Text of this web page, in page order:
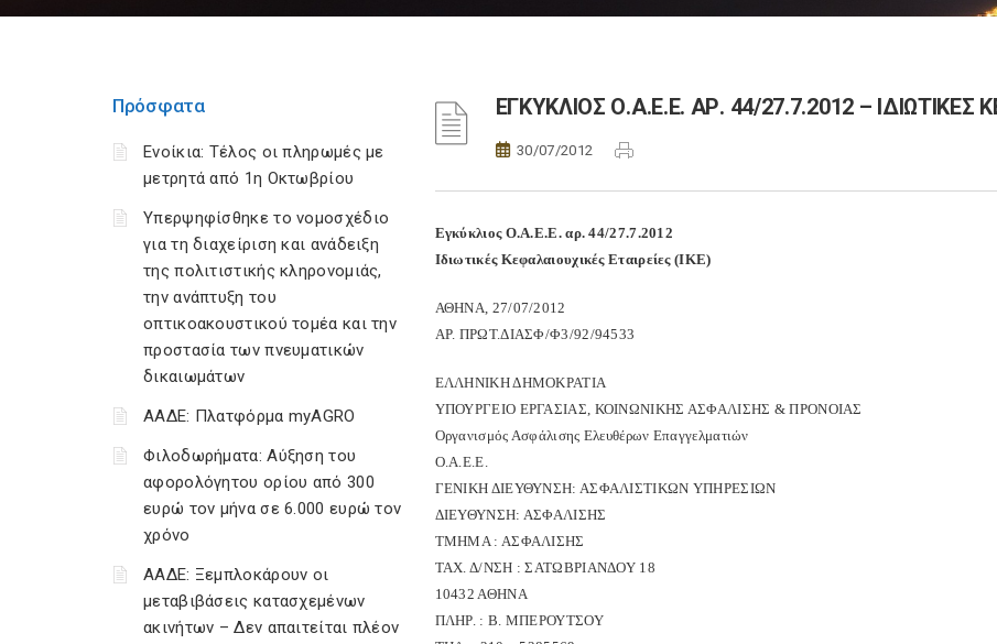
Πρόσφατα
Ενοίκια: Τέλος οι πληρωμές με
μετρητά από 1η Οκτωβρίου
Υπερψηφίσθηκε το νομοσχέδιο
για τη διαχείριση και ανάδειξη
της πολιτιστικής κληρονομιάς,
την ανάπτυξη του
οπτικοακουστικού τομέα και την
προστασία των πνευματικών
δικαιωμάτων
ΑΑΔΕ: Πλατφόρμα myAGRO
Φιλοδωρήματα: Αύξηση του
αφορολόγητου ορίου από 300
ευρώ τον μήνα σε 6.000 ευρώ τον
χρόνο
ΑΑΔΕ: Ξεμπλοκάρουν οι
μεταβιβάσεις κατασχεμένων
ακινήτων – Δεν απαιτείται πλέον
ΕΓΚΥΚΛΙΟΣ Ο.Α.Ε.Ε. ΑΡ. 44/27.7.2012 – ΙΔΙΩΤΙΚΕΣ
30/07/2012
Εγκύκλιος Ο.Α.Ε.Ε. αρ. 44/27.7.2012
Ιδιωτικές Κεφαλαιουχικές Εταιρείες (ΙΚΕ)
ΑΘΗΝΑ, 27/07/2012
ΑΡ. ΠΡΩΤ.ΔΙΑΣΦ/Φ3/92/94533
ΕΛΛΗΝΙΚΗ ΔΗΜΟΚΡΑΤΙΑ
ΥΠΟΥΡΓΕΙΟ ΕΡΓΑΣΙΑΣ, ΚΟΙΝΩΝΙΚΗΣ ΑΣΦΑΛΙΣΗΣ & ΠΡΟΝΟΙΑΣ
Οργανισμός Ασφάλισης Ελευθέρων Επαγγελματιών
Ο.Α.Ε.Ε.
ΓΕΝΙΚΗ ΔΙΕΥΘΥΝΣΗ: ΑΣΦΑΛΙΣΤΙΚΩΝ ΥΠΗΡΕΣΙΩΝ
ΔΙΕΥΘΥΝΣΗ: ΑΣΦΑΛΙΣΗΣ
ΤΜΗΜΑ : ΑΣΦΑΛΙΣΗΣ
ΤΑΧ. Δ/ΝΣΗ : ΣΑΤΩΒΡΙΑΝΔΟΥ 18
10432 ΑΘΗΝΑ
ΠΛΗΡ. : Β. ΜΠΕΡΟΥΤΣΟΥ